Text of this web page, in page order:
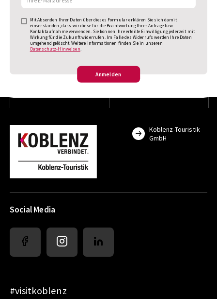
Mit Absenden Ihrer Daten über dieses Formular erklären Sie sich damit
einverstanden, dass wir diese für die Beantwortung Ihrer Anfrage bzw.
Kontaktaufnahme verwenden. Sie können Ihre erteilte Einwilligung jederzeit mit
Wirkung für die Zukunft widerrufen. Im Falle des Widerrufs werden Ihre Daten
umgehend gelöscht. Weitere Informationen finden Sie in unseren
Datenschutz-Hinweisen.
Anmelden
Koblenz-Touristik
GmbH
Social Media
#visitkoblenz